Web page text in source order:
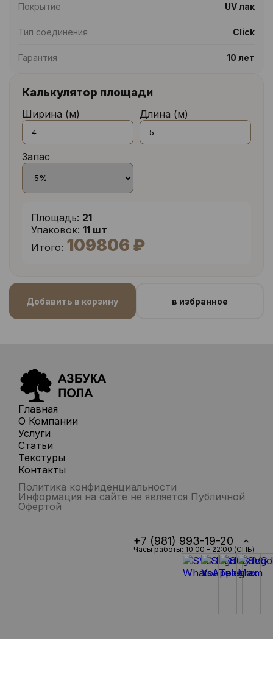
Покрытие UV лак
Тип соединения Click
Гарантия 10 лет
Калькулятор площади
Ширина (м) Длина (м)
Запас
Площадь: 21
Упаковок: 11 шт
Итого: 109806 ₽
Добавить в корзину в избранное
Главная
О Компании
Услуги
Статьи
Текстуры
Контакты
Политика конфиденциальности
Информация на сайте не является Публичной
Офертой
+7 (981) 993-19-20
Часы работы: 10:00 - 22:00 (СПБ)